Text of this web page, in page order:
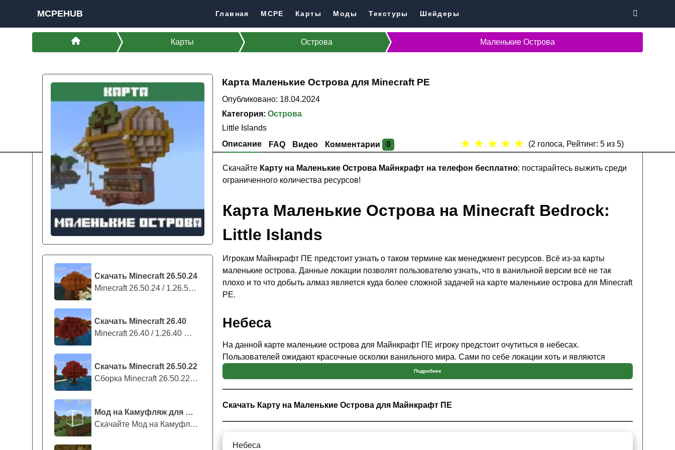
MCPEHUB Главная MCPE Карты Моды Текстуры Шейдеры
Карты Острова Маленькие Острова
Карта Маленькие Острова для Minecraft PE
Опубликовано: 18.04.2024
Категория:Острова
Little Islands
Описание
FAQ Видео Комментарии 0 ★ ★ ★ ★ ★ (2 голоса, Рейтинг: 5из 5)
Скачать Minecraft 26.50.24
Minecraft 26.50.24 / 1.26.50.24 предс...
Скачать Minecraft 26.40
Minecraft 26.40 / 1.26.40 — стабильны...
Скачать Minecraft 26.50.22
Сборка Minecraft 26.50.22 / 1.26.50.2...
Мод на Камуфляж для Майнкрафт ПЕ
Скачайте Мод на Камуфляж на Майнкрафт...
Скачайте Карту на Маленькие Острова Майнкрафт на телефон бесплатно: постарайтесь выжить среди
ограниченного количества ресурсов!
Карта Маленькие Острова на Minecraft Bedrock:
Little Islands
Игрокам Майнкрафт ПЕ предстоит узнать о таком термине как менеджмент ресурсов. Всё из-за карты
маленькие острова. Данные локации позволят пользователю узнать, что в ванильной версии всё не так
плохо и то что добыть алмаз является куда более сложной задачей на карте маленькие острова для Minecraft
PE.
Небеса
На данной карте маленькие острова для Майнкрафт ПЕ игроку предстоит очутиться в небесах.
Пользователей ожидают красочные осколки ванильного мира. Сами по себе локации хоть и являются
большими,
в общей сумме на них весьма мало ресурсов
недостаток еды на карте, из-за чего Стиву придётся потуже затянуть пояс на своих джинсах.
Подробнее
Скачать Карту на Маленькие Острова для Майнкрафт ПЕ
Небеса